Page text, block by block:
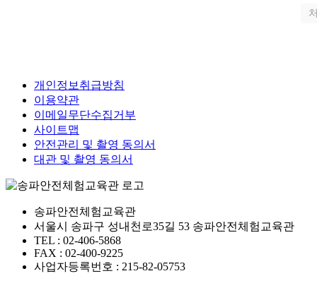
개인정보취급방침
이용약관
이메일무단수집거부
사이트맵
안전관리 및 촬영 동의서
대관 및 촬영 동의서
송파안전체험교육관
서울시 송파구 성내천로35길 53 송파안전체험교육관
TEL : 02-406-5868
FAX : 02-400-9225
사업자등록번호 : 215-82-05753